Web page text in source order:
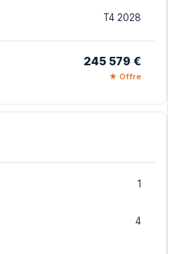
T4 2028
245 579 €
★ Offre
1
4